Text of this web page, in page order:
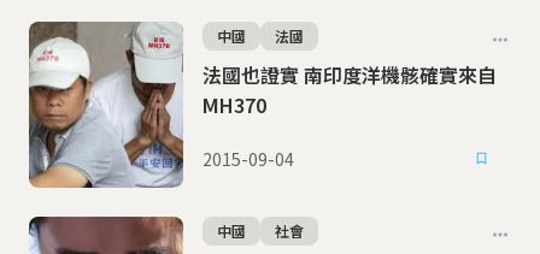
法國也證實 南印度洋機骸確實來自
MH370
中國 法國
2015-09-04
中國 社會